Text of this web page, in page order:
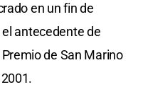
en un fin de
antecedente de
de San Marino